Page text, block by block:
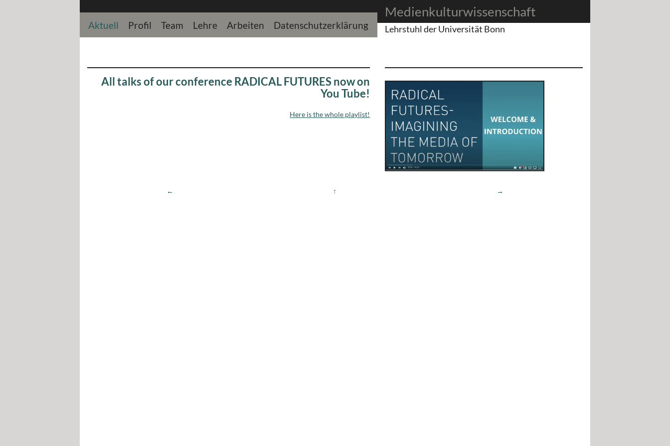
Medienkulturwissenschaft
Lehrstuhl der Universität Bonn
Aktuell Profil Team Lehre Arbeiten Datenschutzerklärung
All talks of our conference RADICAL FUTURES now on
You Tube!
Here is the whole playlist!
← ↑ →